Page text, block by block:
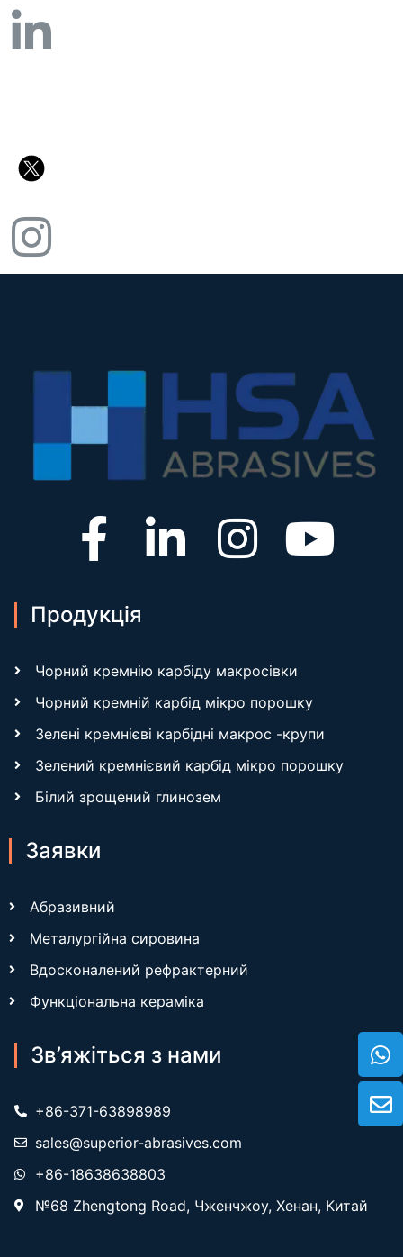
Продукція
Чорний кремнію карбіду макросівки
Чорний кремній карбід мікро порошку
Зелені кремнієві карбідні макрос -крупи
Зелений кремнієвий карбід мікро порошку
Білий зрощений глинозем
Заявки
Абразивний
Металургійна сировина
Вдосконалений рефрактерний
Функціональна кераміка
Зв’яжіться з нами
+86-371-63898989
sales@superior-abrasives.com
+86-18638638803
№68 Zhengtong Road, Чженчжоу, Хенан, Китай